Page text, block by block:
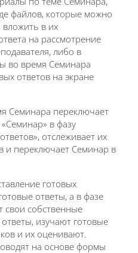
файлов, которые можно
в их
на рассмотрение
либо в
во время Семинара
ответов на экране
Семинара переключает
в фазу
отслеживает их
и переключает Семинар в
готовых
ответы, а в фазе
свои собственные
изучают готовые
и их оценивают.
на основе формы